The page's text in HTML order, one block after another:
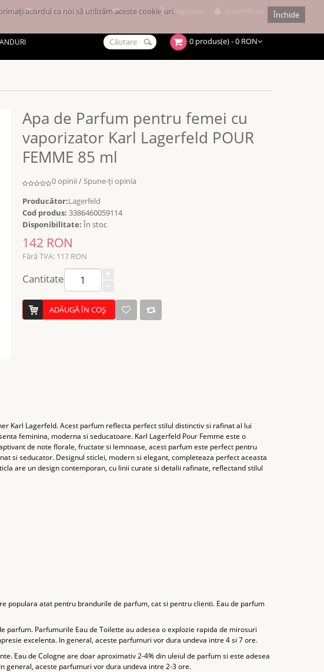
Înregistrare
(0) Coșul de cumpărături Achitare
0 produs(e) - 0 RON
Apa de Parfum pentru femei cu
vaporizator Karl Lagerfeld POUR
FEMME 85 ml
0 opinii /Spune-ţi opinia
Producător:Lagerfeld
Cod produs: 3386460059114
Disponibilitate: În stoc
142 RON
Fără TVA: 117 RON
Cantitate
ADĂUGĂ ÎN COŞ
Karl Lagerfeld. Acest parfum reflecta perfect stilul distinctiv si rafinat al lui
feminina, moderna si seducatoare. Karl Lagerfeld Pour Femme este o
de note florale, fructate si lemnoase, acest parfum este perfect pentru
si seducator. Designul sticlei, modern si elegant, completeaza perfect aceasta
are un design contemporan, cu linii curate si detalii rafinate, reflectand stilul
populara atat pentru brandurile de parfum, cat si pentru clienti. Eau de parfum
parfum. Parfumurile Eau de Toilette au adesea o explozie rapida de mirosuri
excelenta. In general, aceste parfumuri vor dura undeva intre 4 si 7 ore.
Eau de Cologne are doar aproximativ 2-4% din uleiul de parfum si este adesea
general, aceste parfumuri vor dura undeva intre 2-3 ore.
Închide
acordul ca noi să utilizăm aceste cookie-uri.